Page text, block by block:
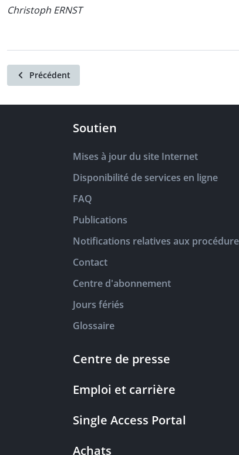
Christoph ERNST
Précédent
Soutien
Mises à jour du site Internet
Disponibilité de services en ligne
FAQ
Publications
Notifications relatives aux
Contact
Centre d'abonnement
Jours fériés
Glossaire
Centre de presse
Emploi et carrière
Single Access Portal
Achats